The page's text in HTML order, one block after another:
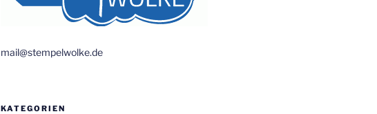
mail@stempelwolke.de
KATEGORIEN